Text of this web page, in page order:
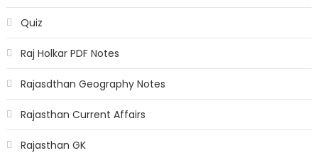
Quiz
Raj Holkar PDF Notes
Rajasdthan Geography Notes
Rajasthan Current Affairs
Rajasthan GK